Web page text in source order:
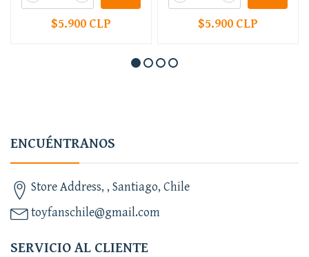
$5.900 CLP $5.900 CLP
ENCUÉNTRANOS
Store Address, , Santiago, Chile
toyfanschile@gmail.com
SERVICIO AL CLIENTE